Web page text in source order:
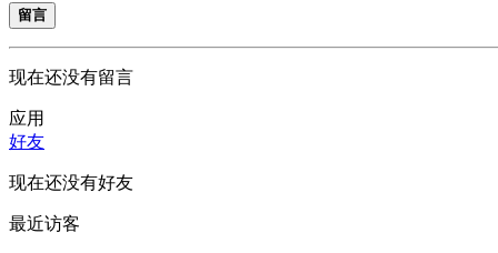
留言
现在还没有留言
应用
好友
现在还没有好友
最近访客